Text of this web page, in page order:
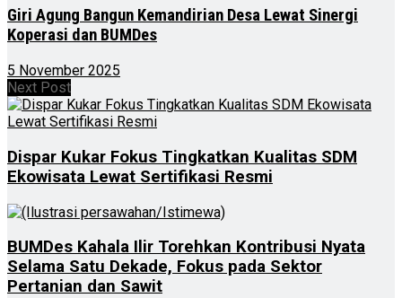
Giri Agung Bangun Kemandirian Desa Lewat Sinergi
Koperasi dan BUMDes
5 November 2025
Next Post
Dispar Kukar Fokus Tingkatkan Kualitas SDM
Ekowisata Lewat Sertifikasi Resmi
BUMDes Kahala Ilir Torehkan Kontribusi Nyata
Selama Satu Dekade, Fokus pada Sektor
Pertanian dan Sawit